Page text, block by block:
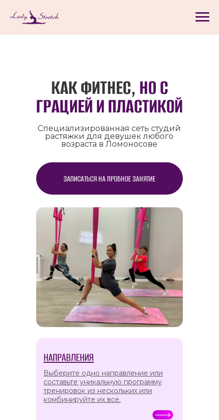
КАК ФИТНЕС,НО С
ГРАЦИЕЙ И ПЛАСТИКОЙ
Специализированная сеть студий
растяжки для девушек любого
возраста в Ломоносове
НАПРАВЛЕНИЯ
Выберите одно направление или
составьте уникальную программу
тренировок из нескольких или
комбинируйте их все.
ЗАПИСАТЬСЯ НА ПРОБНОЕ ЗАНЯТИЕ